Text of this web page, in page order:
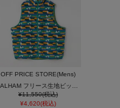
OFF PRICE STORE(Mens)
¥11,550(税込)
¥4,620(税込)